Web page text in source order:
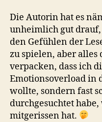
Die Autorin hat es
unheimlich gut
den Gefühlen der
zu spielen, aber alles
verpacken, dass ich
Emotionsoverload in
wollte, sondern fast
durchgesuchtet
mitgerissen hat.